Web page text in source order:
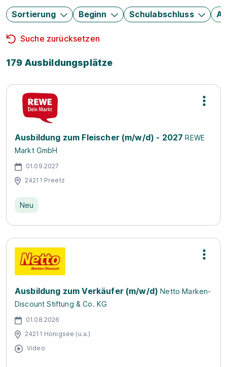
Sortierung Beginn Schulabschluss
Suche zurücksetzen
179 Ausbildungsplätze
Ausbildung zum Fleischer (m/w/d) - 2027 REWE
Markt GmbH
01.09.2027
24211 Preetz
Neu
Ausbildung zum Verkäufer (m/w/d) Netto Marken-
Discount Stiftung & Co. KG
01.08.2026
24211 Honigsee (u.a.)
Video